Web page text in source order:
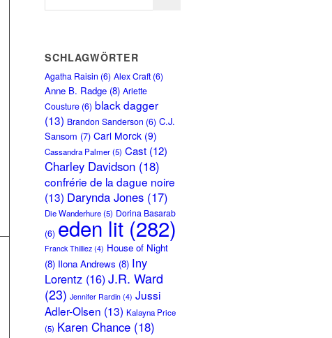
SCHLAGWÖRTER
Agatha Raisin (6) Alex Craft (6)
Anne B. Radge (8) Arlette
Cousture (6) black dagger
(13) Brandon Sanderson (6) C.J.
Sansom (7) Carl Morck (9)
Cassandra Palmer(5) Cast (12)
Charley Davidson (18)
confrérie de la dague noire
(13) Darynda Jones (17)
Die Wanderhure(5) Dorina Basarab
(6) eden lit (282)
Franck Thilliez (4) House of Night
(8) Ilona Andrews (8) Iny
Lorentz (16)J.R. Ward
(23) Jennifer Rardin (4) Jussi
Adler-Olsen (13) Kalayna Price
(5) Karen Chance (18)